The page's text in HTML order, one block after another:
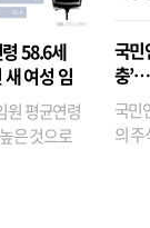
58.6세
여성 임
원 평균연령
은 것으로
융이
기관
국민
충
국민
의